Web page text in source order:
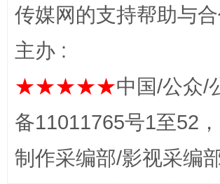
传媒网的支持帮助与
主办 :
★★★★★中国/公众/
备11011765号1至52
制作采编部/影视采编